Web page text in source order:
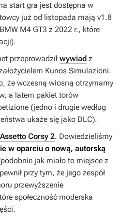
start gra jest dostępna w
już od listopada mają v1.8
M4 GT3 z 2022 r., które
przeprowadził wywiad z
Kunos Simulazioni.
że wczesną wiosną otrzymamy
a latem pakiet torów
(jedno i drugie według
ukaże się jako DLC).
Assetto Corsy 2. Dowiedzieliśmy
w oparciu o nową, autorską
jak miało to miejsce z
przy tym, że jego zespół
przewyższenie
społeczność moderska